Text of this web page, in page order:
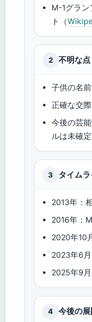
M-1グラン
ト（
2 不明な点
子供の名
正確な交
今後の芸
ルは未確定
3 タイム
2013年：
2016年：
2020年10
2023年6
2025年9
4 今後の展